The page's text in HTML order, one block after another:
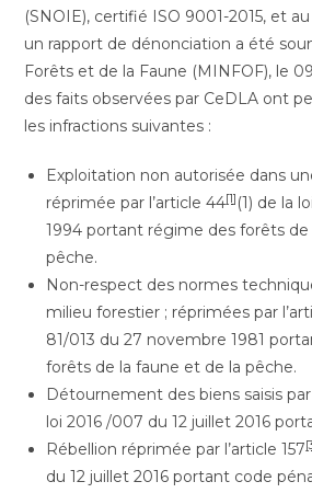
(SNOIE), certifié ISO 9001-2015, et
un rapport de dénonciation a été
Forêts et de la Faune (MINFOF), le
des faits observées par CeDLA ont
les infractions suivantes :
Exploitation non autorisée dans
réprimée par l’article 44[1] (1) de la
1994 portant régime des forêts de
pêche.
Non-respect des normes
milieu forestier ; réprimées par
81/013 du 27 novembre 1981
forêts de la faune et de la pêche.
Détournement des biens saisis par
loi 2016 /007 du 12 juillet 2016
Rébellion réprimée par l’article 157
du 12 juillet 2016 portant code